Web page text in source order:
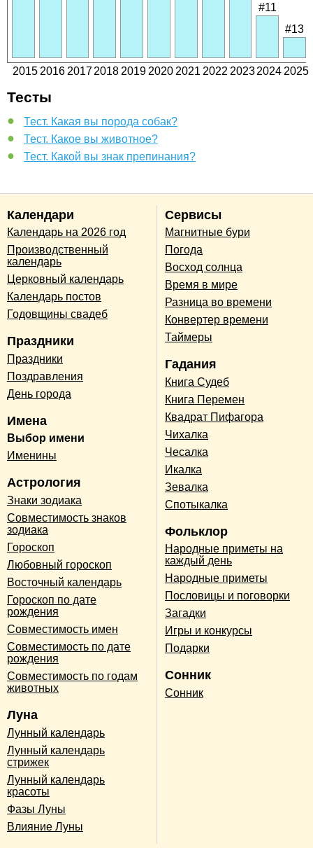
2015 2016 20172018 2019 2020 2021 2022 2023
#11
2024
#13
2025
Тесты
Тест. Какая вы порода собак?
Тест. Какое вы животное?
Тест. Какой вы знак препинания?
Календари
Календарь на 2026 год
Производственный
календарь
Церковный календарь
Календарь постов
Годовщины свадеб
Праздники
Праздники
Поздравления
День города
Имена
Выбор имени
Именины
Астрология
Знаки зодиака
Совместимость знаков
зодиака
Гороскоп
Любовный гороскоп
Восточный календарь
Гороскоп по дате
рождения
Совместимость имен
Совместимость по дате
рождения
Совместимость по годам
животных
Луна
Лунный календарь
Лунный календарь
стрижек
Лунный календарь
красоты
Фазы Луны
Влияние Луны
Сервисы
Магнитные бури
Погода
Восход солнца
Время в мире
Разница во времени
Конвертер времени
Таймеры
Гадания
Книга Судеб
Книга Перемен
Квадрат Пифагора
Чихалка
Чесалка
Икалка
Зевалка
Спотыкалка
Фольклор
Народные приметы на
каждый день
Народные приметы
Пословицы и поговорки
Загадки
Игры и конкурсы
Подарки
Сонник
Сонник